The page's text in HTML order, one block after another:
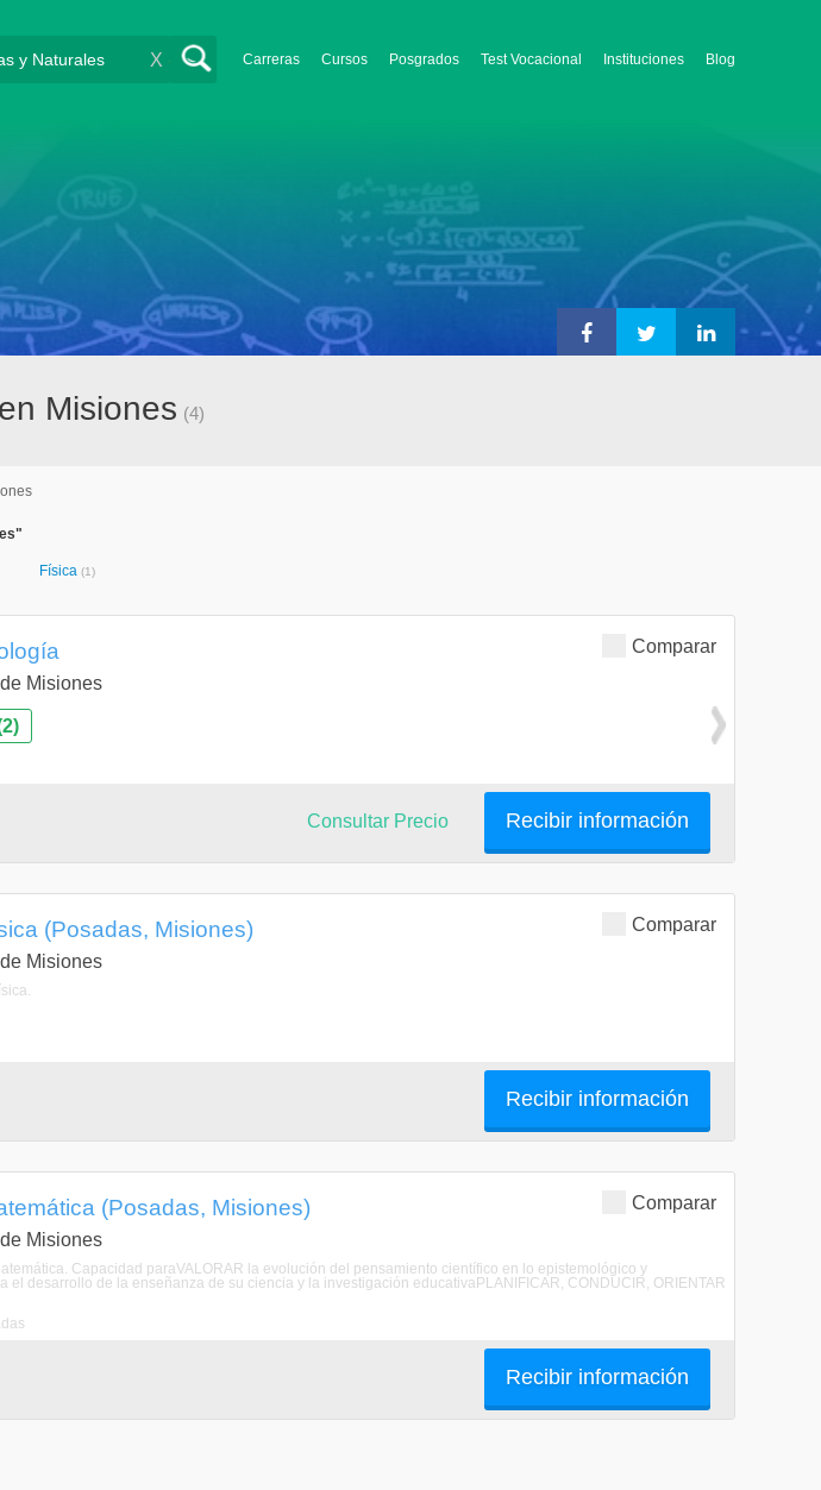
Carreras Cursos Posgrados Test Vocacional Instituciones Blog
X
Misiones (4)
Física (1)
Comparar
Misiones
Recibir información
Consultar Precio
Comparar
(Posadas, Misiones)
Misiones
Recibir información
Comparar
(Posadas, Misiones)
Misiones
Capacidad paraVALORAR la evolución del pensamiento científico en lo epistemológico y
el desarrollo de la enseñanza de su ciencia y la investigación educativaPLANIFICAR, CONDUCIR, ORIENTAR
Recibir información